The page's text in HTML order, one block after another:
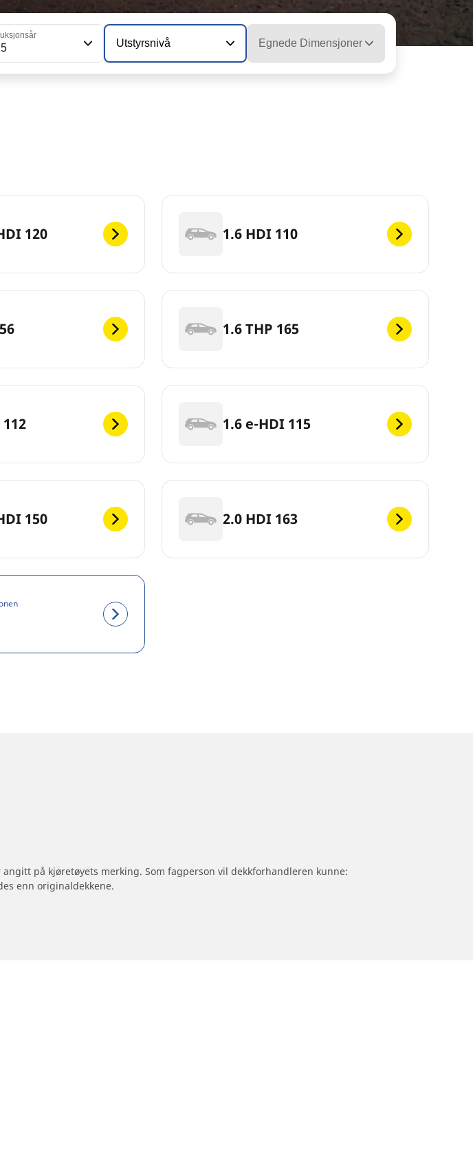
Utstyrsnivå Egnede Dimensjoner
120 1.6 HDI 110
1.6 THP 165
1.6 e-HDI 115
150 2.0 HDI 163
på kjøretøyets merking. Som fagperson vil dekkforhandleren kunne:
enn originaldekkene.